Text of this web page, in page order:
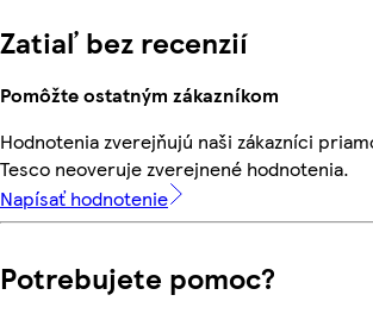
Zatiaľ bez recenzií
Pomôžte ostatným zákazníkom
Hodnotenia zverejňujú naši zákazníci
Tesco neoveruje zverejnené hodnotenia.
Napísať hodnotenie
Potrebujete pomoc?